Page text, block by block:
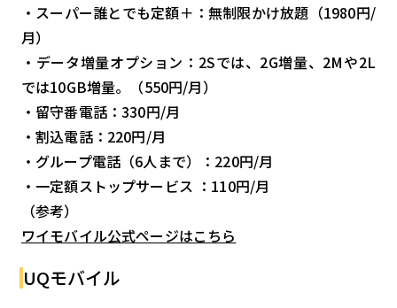
・スーパー誰とでも定額＋：無制限かけ放題（1980円/
月）
・データ増量オプション：2Sでは、2G増量、2Mや2L
では10GB増量。（550円/月）
・留守番電話：330円/月
・割込電話：220円/月
・グループ電話（6人まで）：220円/月
・一定額ストップサービス ：110円/月
（参考）
ワイモバイル公式ページはこちら
UQモバイル